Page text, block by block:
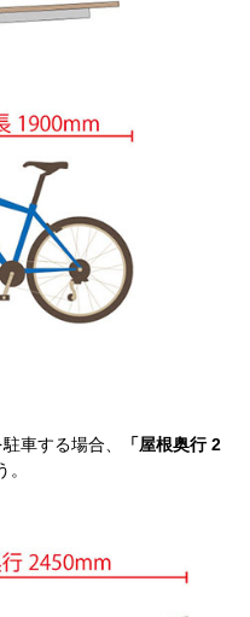
車する場合、
「屋根奥行 2